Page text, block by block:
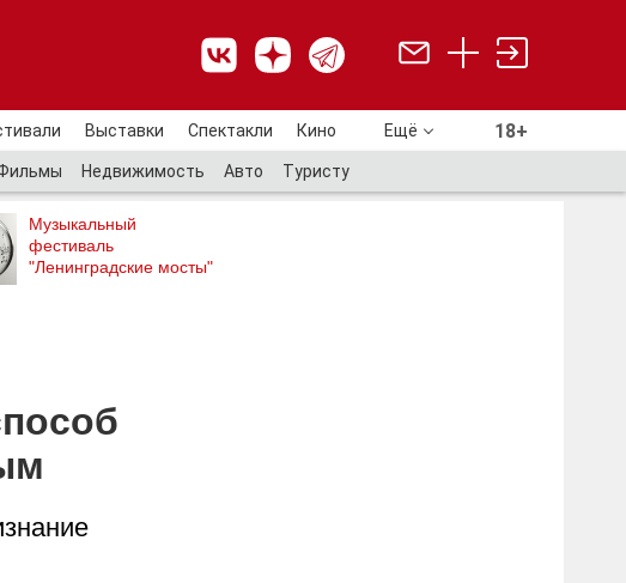
Выставки Спектакли Кино Ещё 18+
Недвижимость Авто Туристу
Музыкальный
фестиваль
"Ленинградские мосты"